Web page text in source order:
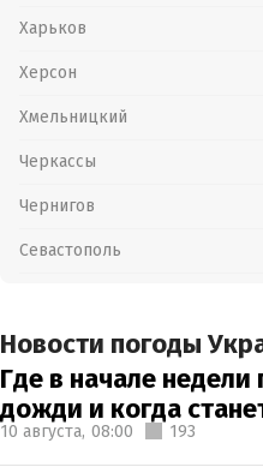
Харьков
Херсон
Хмельницкий
Черкассы
Чернигов
Севастополь
Новости погоды
Где в начале
дожди и когда
10 августа, 08:00 193